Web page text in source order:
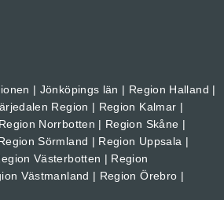
| Jönköpings län | Region Halland |
Region | Region Kalmar |
Norrbotten | Region Skåne |
Sörmland | Region Uppsala |
Västerbotten | Region
Västmanland | Region Örebro |